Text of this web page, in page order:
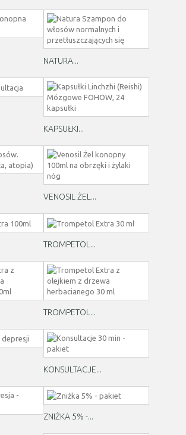
NATURA...
KAPSUŁKI...
VENOSIL ŻEL...
TROMPETOL...
TROMPETOL...
KONSULTACJE...
ZNIŻKA 5% -...